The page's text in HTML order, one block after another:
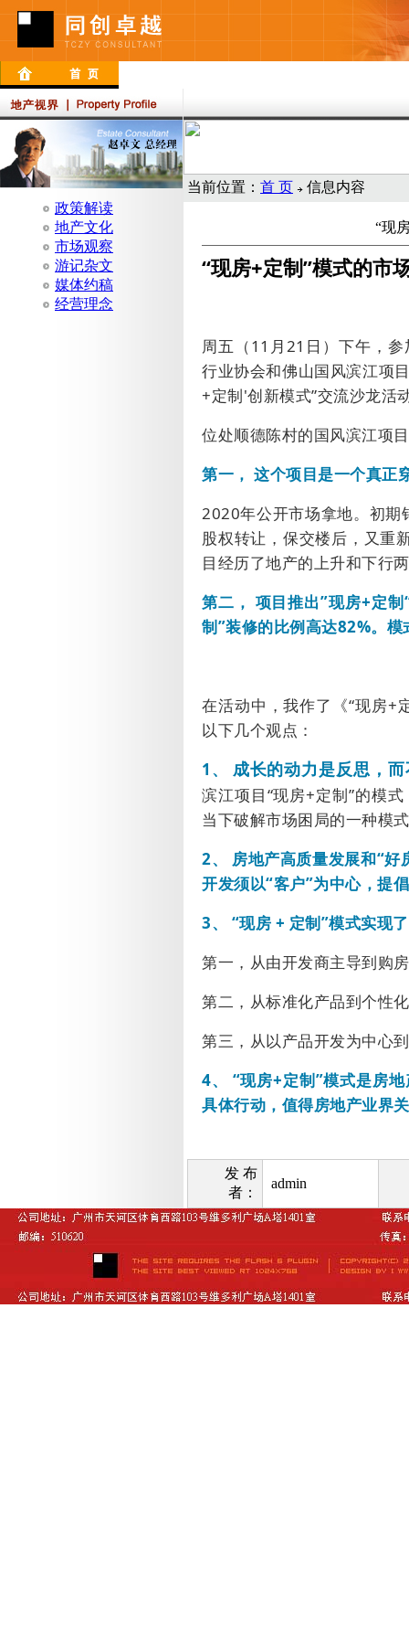
政策解读
地产文化
市场观察
游记杂文
媒体约稿
经营理念
当前位置： 首 页 信息内容
“现
“现房+定制”模式的市
周五（11 月21 日）下午，
行业协会和佛山国风滨江项
+定制'创新模式”交流沙龙活
位处顺德陈村的国风滨江项
第一， 这个项目是一个真正
2020年公开市场拿地。初期
股权转让，保交楼后，又重
目经历了地产的上升和下行
第二， 项目推出”现房+定制
制”装修的比例高达82%。模
在活动中，我作了《“现房+
以下几个观点：
1、
成长的动力是反思，
滨江项目“现房+定制”的模
当下破解市场困局的一种模
2、
房地产高质量发展和“
开发须以“客户”为中心，提
3、
“现房 + 定制”模式实现
第一，从由开发商主导到购
第二，从标准化产品到个性
第三，从以产品开发为中心
4、 “现房+定制”模式是房
具体行动，值得房地产业界
发 布
者：
admin